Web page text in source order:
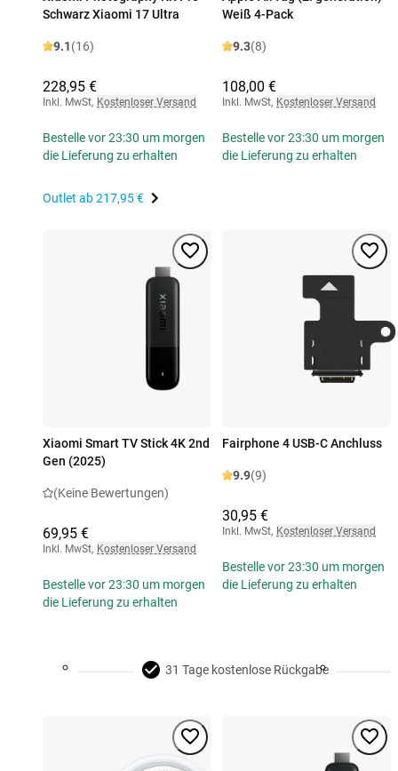
Schwarz Xiaomi 17 Ultra
9.1(16)
228,95 €
Inkl. MwSt, Kostenloser Versand
Bestelle vor 23:30 um morgen
die Lieferung zu erhalten
Outlet ab217,95 €
Weiß 4-Pack
9.3(8)
108,00 €
Inkl. MwSt, Kostenloser Versand
Bestelle vor 23:30 um morgen
die Lieferung zu erhalten
Xiaomi Smart TV Stick 4K 2nd
Gen (2025)
(Keine Bewertungen)
69,95 €
Inkl. MwSt, Kostenloser Versand
Bestelle vor 23:30 um morgen
die Lieferung zu erhalten
Fairphone 4 USB-C Anchluss
9.9(9)
30,95 €
Inkl. MwSt, Kostenloser Versand
Bestelle vor 23:30 um morgen
die Lieferung zu erhalten
31 Tage kostenlose Rückgabe